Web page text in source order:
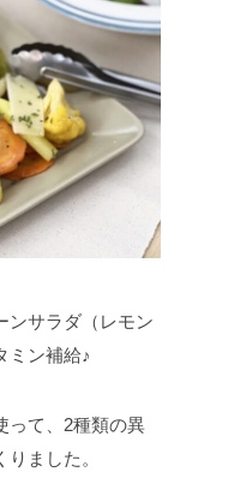
ンサラダ（レモン
ミン補給♪
って、2種類の異
ました。